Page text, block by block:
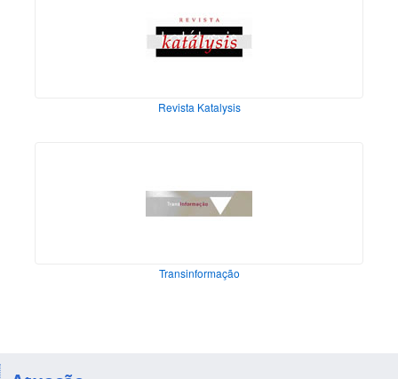
Revista Katalysis
Transinformação